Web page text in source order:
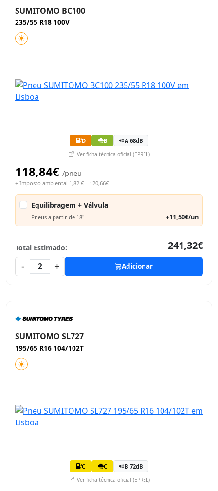
SUMITOMO BC100
235/55 R18 100V
D B A 68dB
Ver ficha técnica oficial (EPREL)
118,84€ /pneu
+ Imposto ambiental 1,82 € = 120,66€
Equilibragem + Válvula
Pneus a partir de 18" +11,50€/un
Total Estimado:
241,32€
-
2 + Adicionar
SUMITOMO SL727
195/65 R16 104/102T
C C B 72dB
Ver ficha técnica oficial (EPREL)